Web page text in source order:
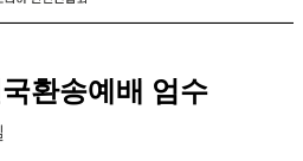
환송예배 엄수